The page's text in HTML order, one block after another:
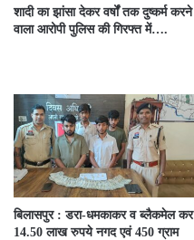
शादी का झांसा देकर वर्षों तक दुष्कर्म करने
वाला आरोपी पुलिस की गिरफ्त में….
बिलासपुर : डरा-धमकाकर व ब्लैकमेल कर
14.50 लाख रुपये नगद एवं 450 ग्राम